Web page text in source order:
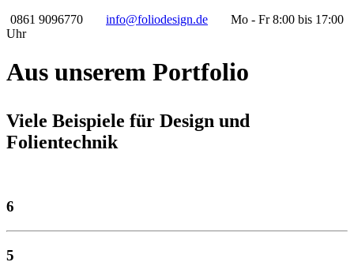
0861 9096770
info@foliodesign.de
Mo - Fr 8:00 bis 17:00
Uhr
Aus unserem Portfolio
Viele Beispiele für Design und
Folientechnik
6
5